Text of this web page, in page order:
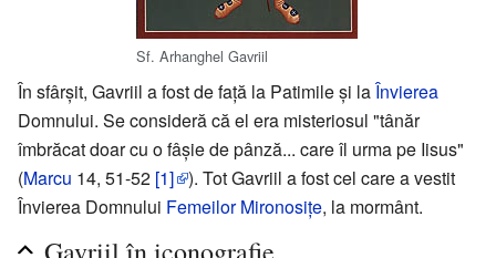
Sf. Arhanghel Gavriil
În sfârșit, Gavriil a fost de față la Patimile și laÎnvierea
Domnului. Se consideră că el era misteriosul "tânăr
îmbrăcat doar cu o fâșie de pânză... care îl urma pe Iisus"
(Marcu 14, 51-52 [1] ). Tot Gavriil a fost cel care a vestit
Învierea Domnului Femeilor Mironosiţe, la mormânt.
Gavriil în iconografie